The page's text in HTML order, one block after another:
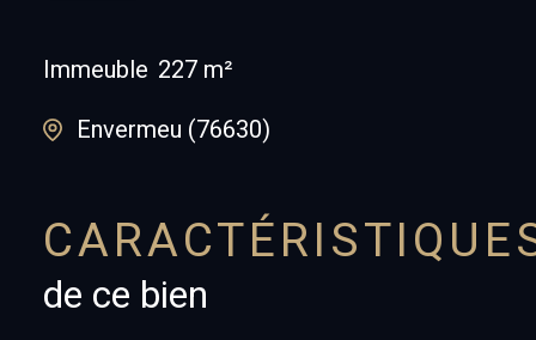
Immeuble 227 m²
Envermeu (76630)
de ce bien